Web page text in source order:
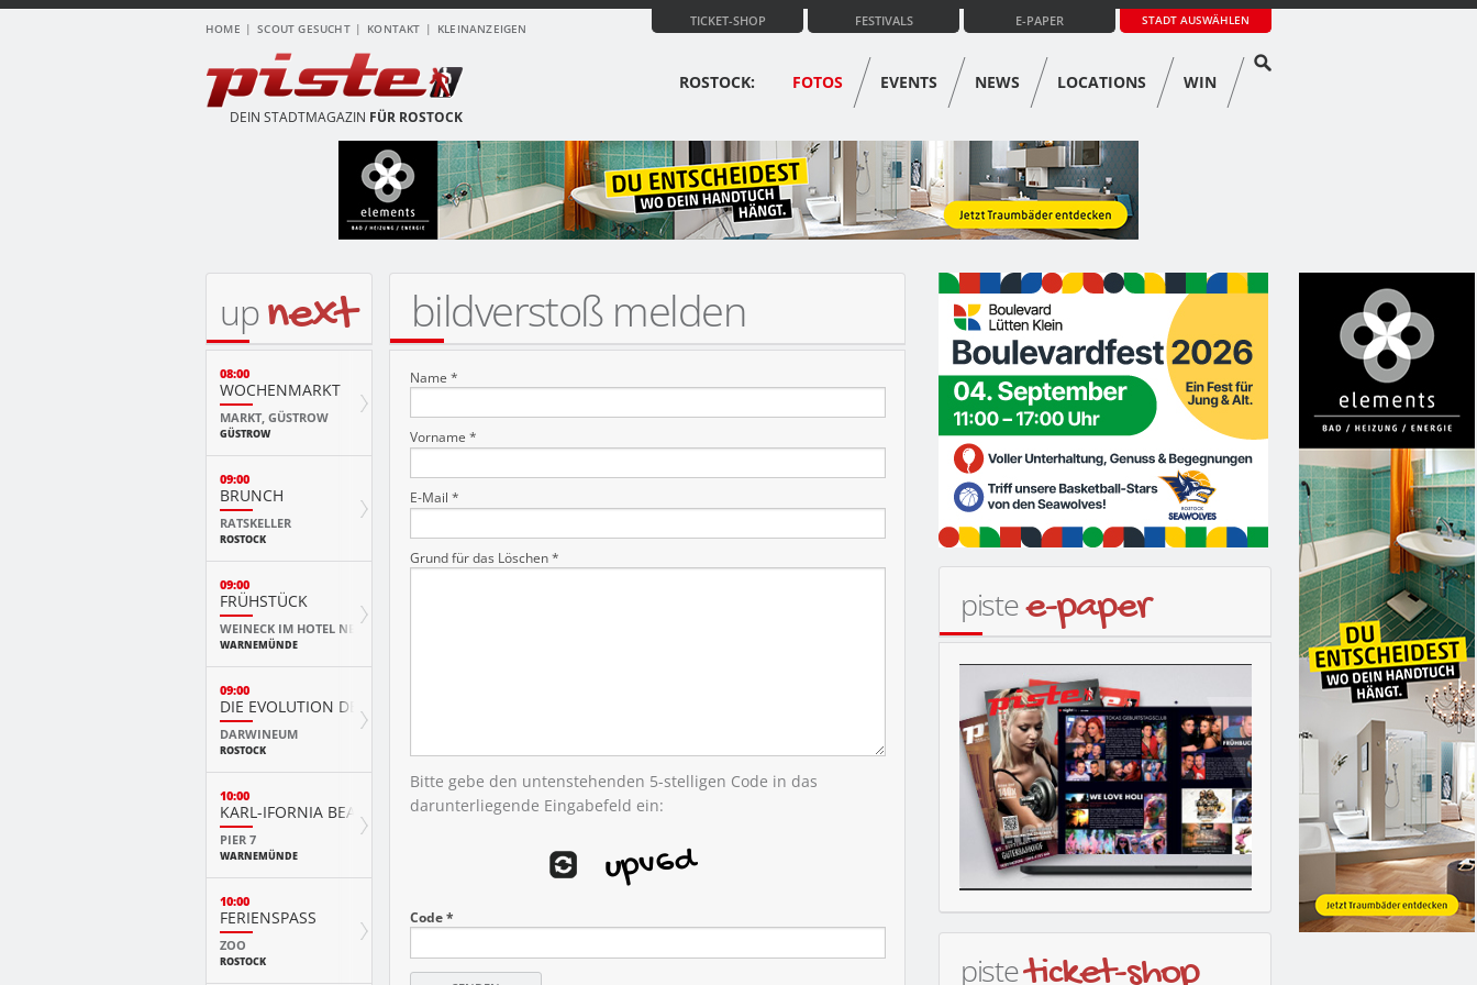
HOME SCOUT GESUCHT KONTAKT KLEINANZEIGEN
STADT AUSWÄHLEN
E-PAPER
FESTIVALS
TICKET-SHOP
DEIN STADTMAGAZIN FÜR ROSTOCK
ROSTOCK: FOTOS EVENTS NEWS LOCATIONS WIN
bildverstoß melden
Name *
Vorname *
E-Mail *
Grund für das Löschen *
Bitte gebe den untenstehenden 5-stelligen Code in das
darunterliegende Eingabefeld ein:
Code *
upnext
08:00
WOCHENMARKT
MARKT, GÜSTROW
GÜSTROW
09:00
BRUNCH
RATSKELLER
ROSTOCK
09:00
FRÜHSTÜCK
WEINECK IM HOTEL NEPTUN
WARNEMÜNDE
09:00
DIE EVOLUTION DER TIERE MIT PLAYMOBIL
DARWINEUM
ROSTOCK
10:00
KARL-IFORNIA BEACH SANDWELTEN
PIER 7
WARNEMÜNDE
10:00
FERIENSPASS
ZOO
ROSTOCK
pistee-paper
pisteticket-shop